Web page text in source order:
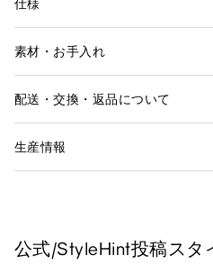
仕様
素材・お手入れ
配送・交換・返品について
生産情報
公式/StyleHint投稿スタ